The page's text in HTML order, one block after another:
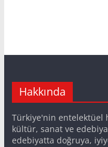
Hakkında
Türkiye'nin entelektüel
kültür, sanat ve
edebiyatta doğruya,